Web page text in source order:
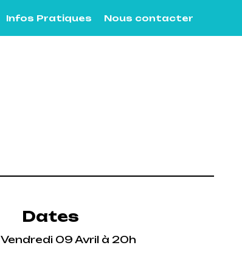
Infos Pratiques Nous contacter
Dates
Vendredi 09 Avril à 20h